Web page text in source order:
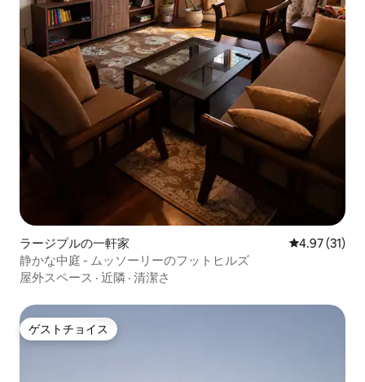
ラージプルの一軒家 レビュー31
4.97 (31)
静かな中庭 - ムッソーリーのフットヒルズ
屋外スペース · 近隣 · 清潔さ
ゲストチョイス
ゲストチョイス